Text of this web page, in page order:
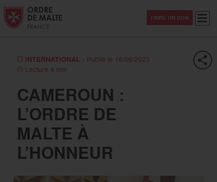
Aller au contenu
Aller à la recherche
Aller au menu
FAIRE UN DON
INTERNATIONAL - Publié le 16/06/2023
Lecture 4 min
CAMEROUN :
L’ORDRE DE
MALTE À
L’HONNEUR